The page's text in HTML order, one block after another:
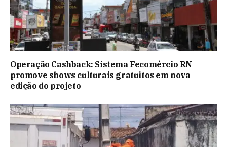
Operação Cashback: Sistema Fecomércio RN
promove shows culturais gratuitos em nova
edição do projeto